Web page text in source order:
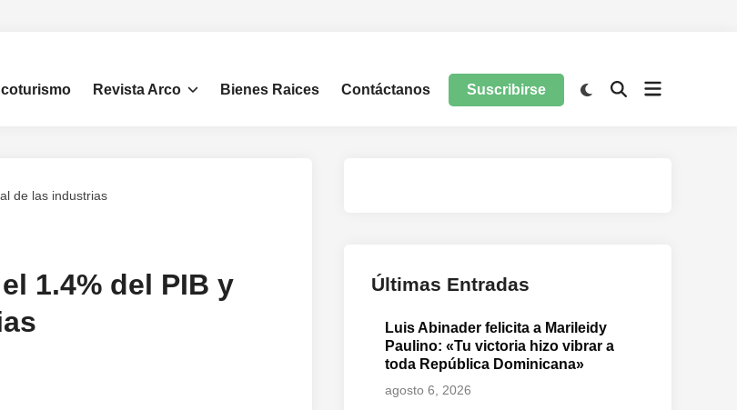
Revista Arco Bienes Raices Contáctanos Suscribirse
de las industrias
1.4% del PIB y
Últimas Entradas
Luis Abinader felicita a Marileidy
Paulino: «Tu victoria hizo vibrar a
toda República Dominicana»
agosto 6, 2026